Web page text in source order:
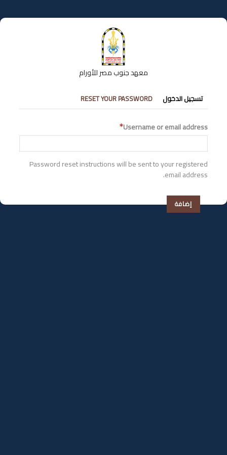
إلى
المحتوى
معهد جنوب مصر للأورام
التبويبات
الأساسية
تسجيل الدخول RESET YOUR PASSWORD
Username or email address
Password reset instructions will be sent to your registered
email address.